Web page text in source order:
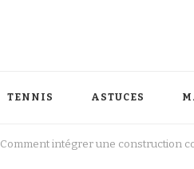
TENNIS ASTUCES
Comment intégrer une construction